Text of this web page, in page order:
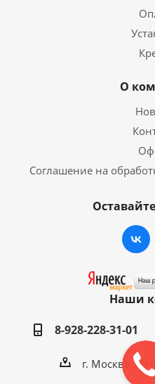
О
Соглашение на
Наши
8-928-228-31-01
г. Москва,